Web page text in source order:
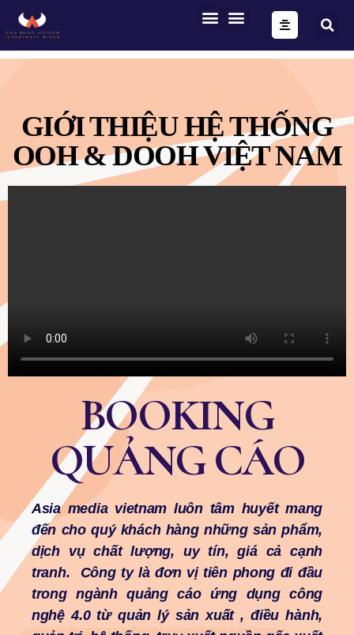
GIỚI THIỆU HỆ THỐNG
OOH & DOOH VIỆT NAM
BOOKING
QUẢNG CÁO
Asia media vietnam luôn tâm huyết mang
đến cho quý khách hàng những sản phẩm,
dịch vụ chất lượng, uy tín, giá cả cạnh
tranh. Công ty là đơn vị tiên phong đi đầu
trong ngành quảng cáo ứng dụng công
nghệ 4.0 từ quản lý sản xuất , điều hành,